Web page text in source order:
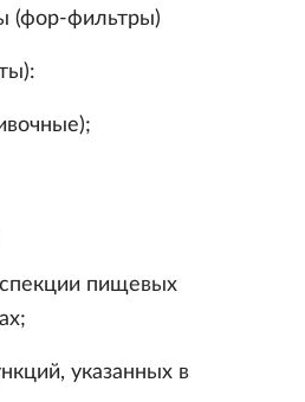
(фор-фильтры)
пищевых
указанных в